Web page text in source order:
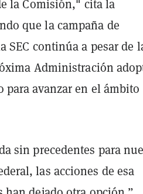
la Comisión," cita la
que la campaña de
continúa a pesar de
Administración
avanzar en el ámbito
sin precedentes para
las acciones de esa